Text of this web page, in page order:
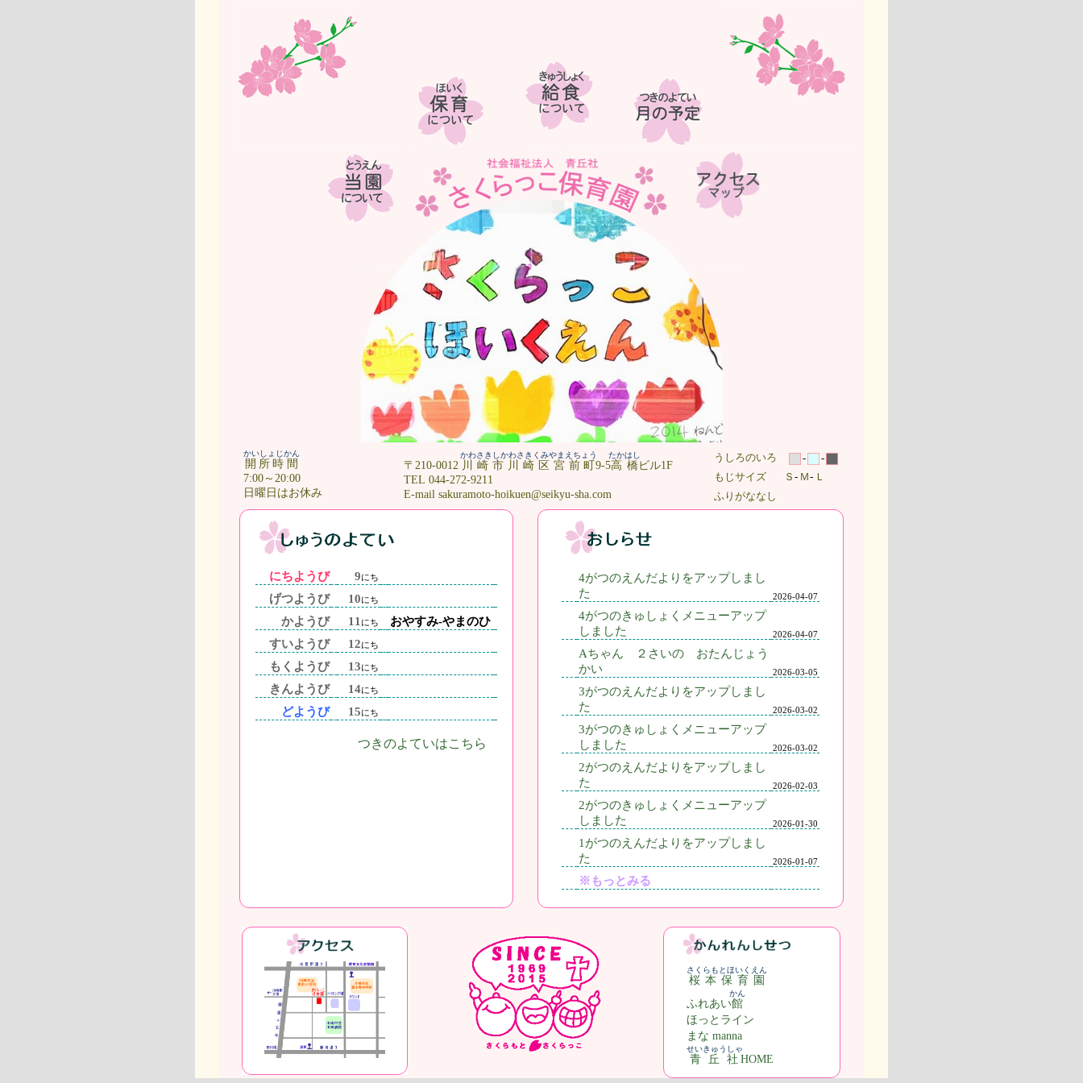
開所時間
かいしょじかん
7:00～20:00
日曜日はお休み
〒210-0012 川崎市川崎区宮前町
かわさきしかわさきくみやまえちょう
9-5高橋
たかはし
ビル1F
TEL 044-272-9211
E-mail sakuramoto-hoikuen@seikyu-sha.com
うしろのいろ -
-
もじサイズ
Ｓ - Ｍ- Ｌ
ふりがななし
にちようび 9にち
げつようび 10にち
かようび 11 にち
おやすみ-やまのひ
すいようび
12にち
もくようび 13にち
きんようび 14にち
どようび 15にち
つきのよていはこちら
4がつのえんだよりをアップしまし
た
2026-04-07
4がつのきゅしょくメニューアップ
しました
2026-04-07
Aちゃん ２さいの おたんじょう
かい
2026-03-05
3がつのえんだよりをアップしまし
た
2026-03-02
3がつのきゅしょくメニューアップ
しました
2026-03-02
2がつのえんだよりをアップしまし
た
2026-02-03
2がつのきゅしょくメニューアップ
しました
2026-01-30
1がつのえんだよりをアップしまし
た
2026-01-07
※もっとみる
桜本保育園
さくらもとほいくえん
ふれあい館
かん
ほっとライン
まな manna
青丘社
せいきゅうしゃ
HOME